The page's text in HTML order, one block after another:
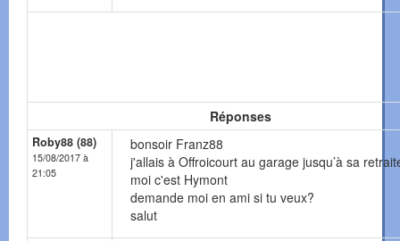
Réponses
Roby88 (88)
15/08/2017 à
21:05
bonsoir Franz88
j'allais à Offroicourt au garage jusqu’à sa
moi c'est Hymont
demande moi en ami si tu veux?
salut